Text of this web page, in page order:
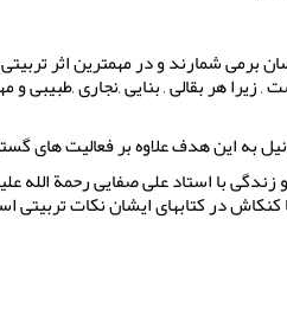
برمی شمارند و در مهمترین اثر
هر بقالی , بنایی ,نجاری ,طبیبی و
به این هدف علاوه بر فعالیت های
با استاد علی صفایی رحمة الله
در کتابهای ایشان نکات تربیتی